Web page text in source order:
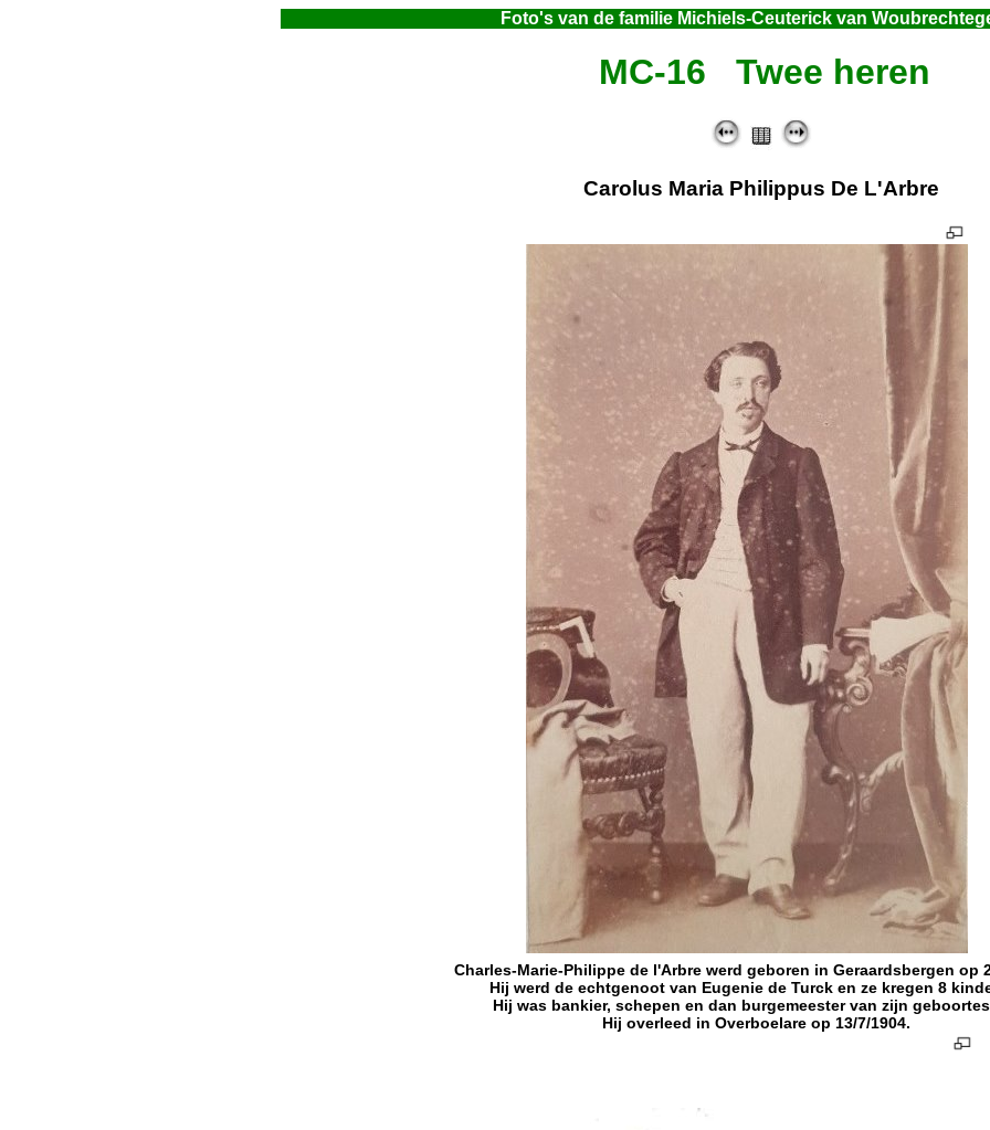
Foto's van de familie Michiels-Ceuterick van
MC-16 Twee heren
Carolus Maria Philippus De L'Arbre
Charles-Marie-Philippe de l'Arbre werd geboren in Geraardsbergen op
Hij werd de echtgenoot van Eugenie de Turck en ze kregen 8
Hij was bankier, schepen en dan burgemeester van zijn
Hij overleed in Overboelare op 13/7/1904.